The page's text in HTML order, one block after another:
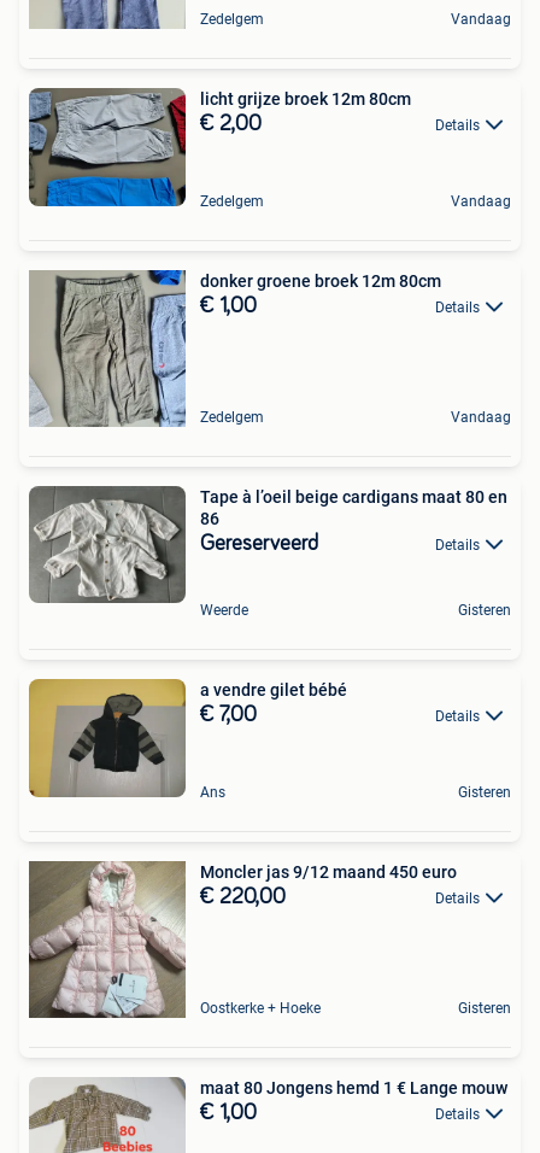
Zedelgem Vandaag
licht grijze broek 12m 80cm
€ 2,00 Details
Zedelgem Vandaag
donker groene broek 12m 80cm
€ 1,00 Details
Zedelgem Vandaag
Tape à l’oeil beige cardigans maat 80 en
86
Gereserveerd Details
Weerde Gisteren
a vendre gilet bébé
€ 7,00 Details
Ans Gisteren
Moncler jas 9/12 maand 450 euro
€ 220,00 Details
Oostkerke + Hoeke Gisteren
maat 80 Jongens hemd 1 € Lange mouw
€ 1,00 Details